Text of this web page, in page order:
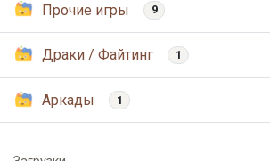
Прочие игры 9
Драки / Файтинг 1
Аркады 1